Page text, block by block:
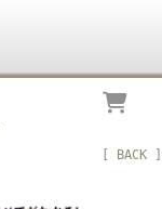
[ BACK ]